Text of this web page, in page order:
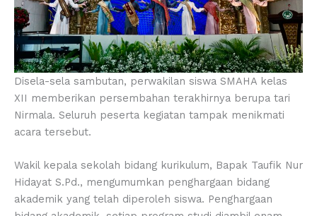
Disela-sela sambutan, perwakilan siswa SMAHA kelas
XII memberikan persembahan terakhirnya berupa tari
Nirmala. Seluruh peserta kegiatan tampak menikmati
acara tersebut.
Wakil kepala sekolah bidang kurikulum, Bapak Taufik Nur
Hidayat S.Pd., mengumumkan penghargaan bidang
akademik yang telah diperoleh siswa. Penghargaan